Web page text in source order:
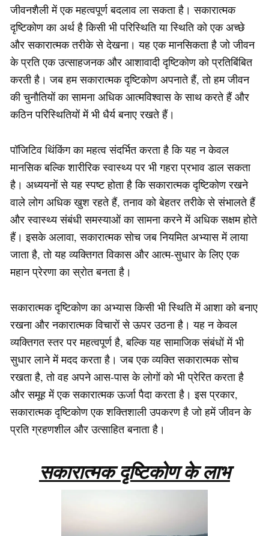
जीवनशैली में एक महत्वपूर्ण बदलाव ला सकता है। सकारात्मक
दृष्टिकोण का अर्थ है किसी भी परिस्थिति या स्थिति को एक अच्छे
और सकारात्मक तरीके से देखना। यह एक मानसिकता है जो जीवन
के प्रति एक उत्साहजनक और आशावादी दृष्टिकोण को प्रतिबिंबित
करती है। जब हम सकारात्मक दृष्टिकोण अपनाते हैं, तो हम जीवन
की चुनौतियों का सामना अधिक आत्मविश्वास के साथ करते हैं और
कठिन परिस्थितियों में भी धैर्य बनाए रखते हैं।
पॉजिटिव थिंकिंग का महत्व संदर्भित करता है कि यह न केवल
मानसिक बल्कि शारीरिक स्वास्थ्य पर भी गहरा प्रभाव डाल सकता
है। अध्ययनों से यह स्पष्ट होता है कि सकारात्मक दृष्टिकोण रखने
वाले लोग अधिक खुश रहते हैं, तनाव को बेहतर तरीके से संभालते हैं
और स्वास्थ्य संबंधी समस्याओं का सामना करने में अधिक सक्षम होते
हैं। इसके अलावा, सकारात्मक सोच जब नियमित अभ्यास में लाया
जाता है, तो यह व्यक्तिगत विकास और आत्म-सुधार के लिए एक
महान प्रेरणा का स्रोत बनता है।
सकारात्मक दृष्टिकोण का अभ्यास किसी भी स्थिति में आशा को बनाए
रखना और नकारात्मक विचारों से ऊपर उठना है। यह न केवल
व्यक्तिगत स्तर पर महत्वपूर्ण है, बल्कि यह सामाजिक संबंधों में भी
सुधार लाने में मदद करता है। जब एक व्यक्ति सकारात्मक सोच
रखता है, तो वह अपने आस-पास के लोगों को भी प्रेरित करता है
और समूह में एक सकारात्मक ऊर्जा पैदा करता है। इस प्रकार,
सकारात्मक दृष्टिकोण एक शक्तिशाली उपकरण है जो हमें जीवन के
प्रति ग्रहणशील और उत्साहित बनाता है।
सकारात्मक दृष्टिकोण के लाभ